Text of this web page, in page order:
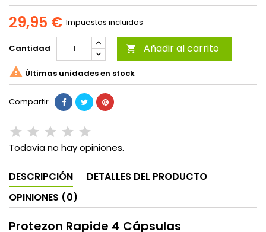
29,95 € Impuestos incluidos
Cantidad  Añadir al carrito
 Últimas unidades en stock
Compartir
Todavía no hay opiniones.
DESCRIPCIÓN
DETALLES DEL PRODUCTO
OPINIONES (0)
Protezon Rapide 4 Cápsulas